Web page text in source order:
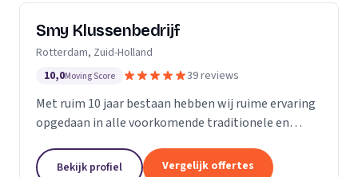
Smy Klussenbedrijf
Rotterdam, Zuid-Holland
10,0Moving Score 39 reviews
Met ruim 10 jaar bestaan hebben wij ruime ervaring
opgedaan in alle voorkomende traditionele en
particuliere en zakelijke bouwbranche.
Bekijk profiel Vergelijk offertes